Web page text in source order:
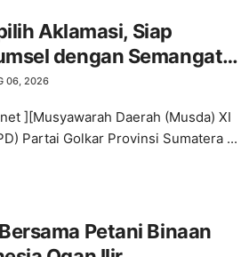
Aklamasi, Siap
dengan Semangat
06, 2026
][Musyawarah Daerah (Musda) XI
Partai Golkar Provinsi Sumatera ...
Petani Binaan